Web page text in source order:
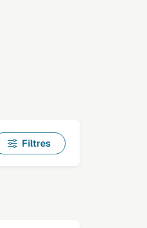
Filtres